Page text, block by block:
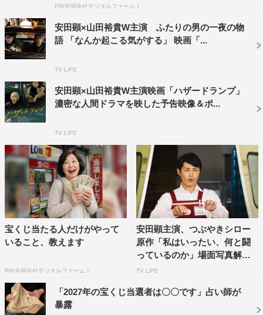
（阿部純子）と、さまざまな運命によって彼らと結びつ
き、運命が交錯していく3⼈の⼥性たちの姿も映し出され
ている。
「ハザードランプ」
2022年4月15日（金）公開
出演：安田顕、山田裕貴
松本若菜、中村中、阿部純子、山野海、佐々木春香、ミス
ターちん
辻凪子、溝口琢矢、永島聖羅、遠藤雄弥、真魚、丸本凛、
森岡豊、長岩健人
大和田伸也、津田寛治、六平直政、金田明夫・石倉三郎
監督：榊英雄
⾳楽：和（IZUMI）
公式サイト：https://hazard-lamp.com
PR(合同会社デジタルファーム )
安田顕×山田裕貴W主演 ふたりの男の一夜の物
語 「なんか起こる気がする」 映画「...
TV LIFE
安田顕×山田裕貴W主演映画「ハザードランプ」
濃密な⼈間ドラマを映した予告映像＆ポ...
TV LIFE
宝くじ当たる人だけがやって
いること、教えます
PR(合同会社デジタルファーム )
安田顕主演、つぶやきシロー
原作「私はいったい、何と闘
っているのか」場面写真解禁
...
TV LIFE
「2027年の宝くじ当選者は〇〇です」占い師が
暴露